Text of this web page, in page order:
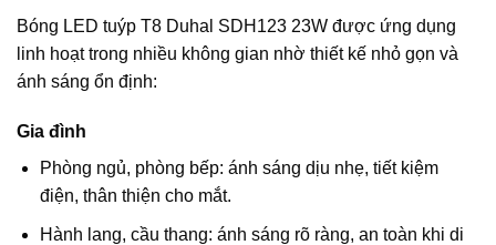
Bóng LED tuýp T8 Duhal SDH123 23W được ứng dụng
linh hoạt trong nhiều không gian nhờ thiết kế nhỏ gọn và
ánh sáng ổn định:
Gia đình
Phòng ngủ, phòng bếp: ánh sáng dịu nhẹ, tiết kiệm
điện, thân thiện cho mắt.
Hành lang, cầu thang: ánh sáng rõ ràng, an toàn khi di